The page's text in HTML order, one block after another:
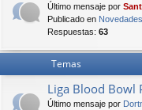
Último mensaje por
Publicado en Novedades
Respuestas: 63
Temas
Liga Blood Bowl
Último mensaje por